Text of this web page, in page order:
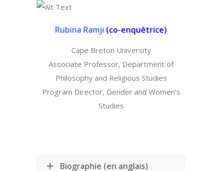
Rubina Ramji (co-enquêtrice)
Cape Breton University
Associate Professor, Department of
Philosophy and Religious Studies
Program Director, Gender and Women’s
Studies
Biographie (en anglais)